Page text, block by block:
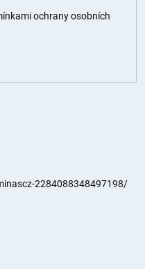
ochrany osobních
2284088348497198/